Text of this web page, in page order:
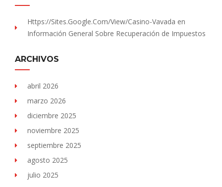
Https://sites.Google.com/view/Casino-Vavada en
Información General Sobre Recuperación de Impuestos
ARCHIVOS
abril 2026
marzo 2026
diciembre 2025
noviembre 2025
septiembre 2025
agosto 2025
julio 2025